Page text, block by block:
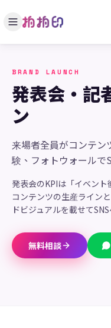
BRAND LAUNCH
発表会・記
ン
来場者全員がコンテン
験、フォトウォールで
発表会のKPIは「イベン
コンテンツの生産ライン
ドビジュアルを載せて
無料相談